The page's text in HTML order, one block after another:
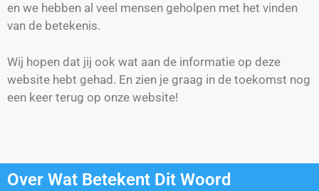
en we hebben al veel mensen geholpen met het vinden
van de betekenis.
Wij hopen dat jij ook wat aan de informatie op deze
website hebt gehad. En zien je graag in de toekomst nog
een keer terug op onze website!
Over Wat Betekent Dit Woord